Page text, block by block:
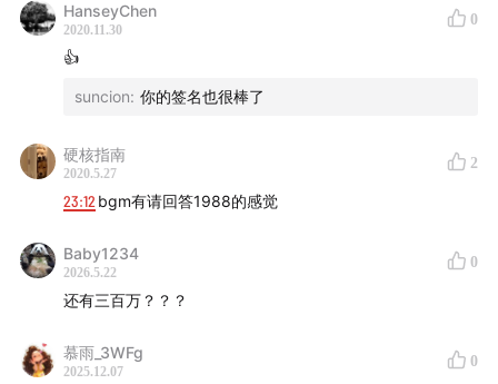
HanseyChen
2020.11.30
0
👍
suncion: 你的签名也很棒了
硬核指南
2020.5.27
2
23:12 bgm有请回答1988的感觉
Baby1234
2026.5.22
0
还有三百万？？？
慕雨_3WFg
2025.12.07
0